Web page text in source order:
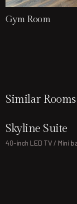
Gym Room
Similar Rooms
Skyline Suite
40-inch LED TV / Mini